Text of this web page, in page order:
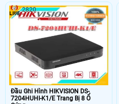
dòng camera chuyên dụng cho văn
phòng,siêu thị,cửa hàng,...
Đầu Ghi Hình HIKVISION DS-
7204HUHI-K1/E Trang Bị 8 Ổ
2820